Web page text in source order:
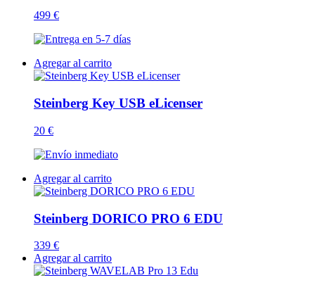
499 €
Agregar al carrito
Steinberg Key USB eLicenser
20 €
Agregar al carrito
Steinberg DORICO PRO 6 EDU
339 €
Agregar al carrito